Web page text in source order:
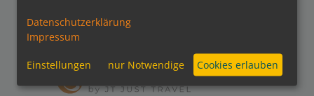
Partner
Datenschutzerklärung
Impressum
Einstellungen nur Notwendige Cookies erlauben